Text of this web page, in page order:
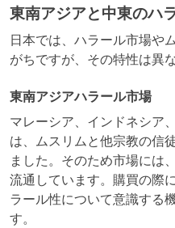
東南アジアと中東のハ
日本では、ハラール市場や
がちですが、その特性は異な
東南アジアハラール市場
マレーシア、インドネシア
は、ムスリムと他宗教の信
ました。そのため市場には
流通しています。購買の際
ラール性について意識する
す。